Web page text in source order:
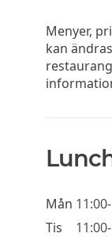
Menyer,
kan
Mån
Tis